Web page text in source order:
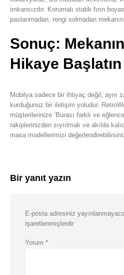
imkansızdır. Korumalı statik fırın
paslanmadan, rengi solmadan
Sonuç:
Hikaye Başlatın
Mobilya sadece bir ihtiyaç değil, aynı
kurduğunuz bir iletişim yoludur.
müşterilerinize ‘Burası farklı ve
rakiplerinizden sıyrılmak ve akılda
masa modellerimizi
Bir yanıt yazın
E-posta adresiniz
işaretlenmişlerdir
Yorum *